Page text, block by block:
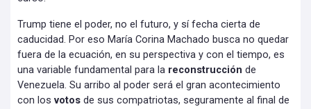
Trump tiene el poder, no el futuro, y sí fecha cierta de
caducidad. Por eso María Corina Machado busca no quedar
fuera de la ecuación, en su perspectiva y con el tiempo, es
una variable fundamental para la reconstrucción de
Venezuela. Su arribo al poder será el gran acontecimiento
con los votos de sus compatriotas, seguramente al final de